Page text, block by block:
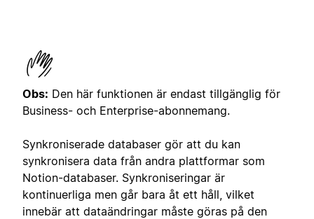
Obs: Den här funktionen är endast tillgänglig för
Business- och Enterprise-abonnemang.
Synkroniserade databaser gör att du kan
synkronisera data från andra plattformar som
Notion-databaser. Synkroniseringar är
kontinuerliga men går bara åt ett håll, vilket
innebär att dataändringar måste göras på den